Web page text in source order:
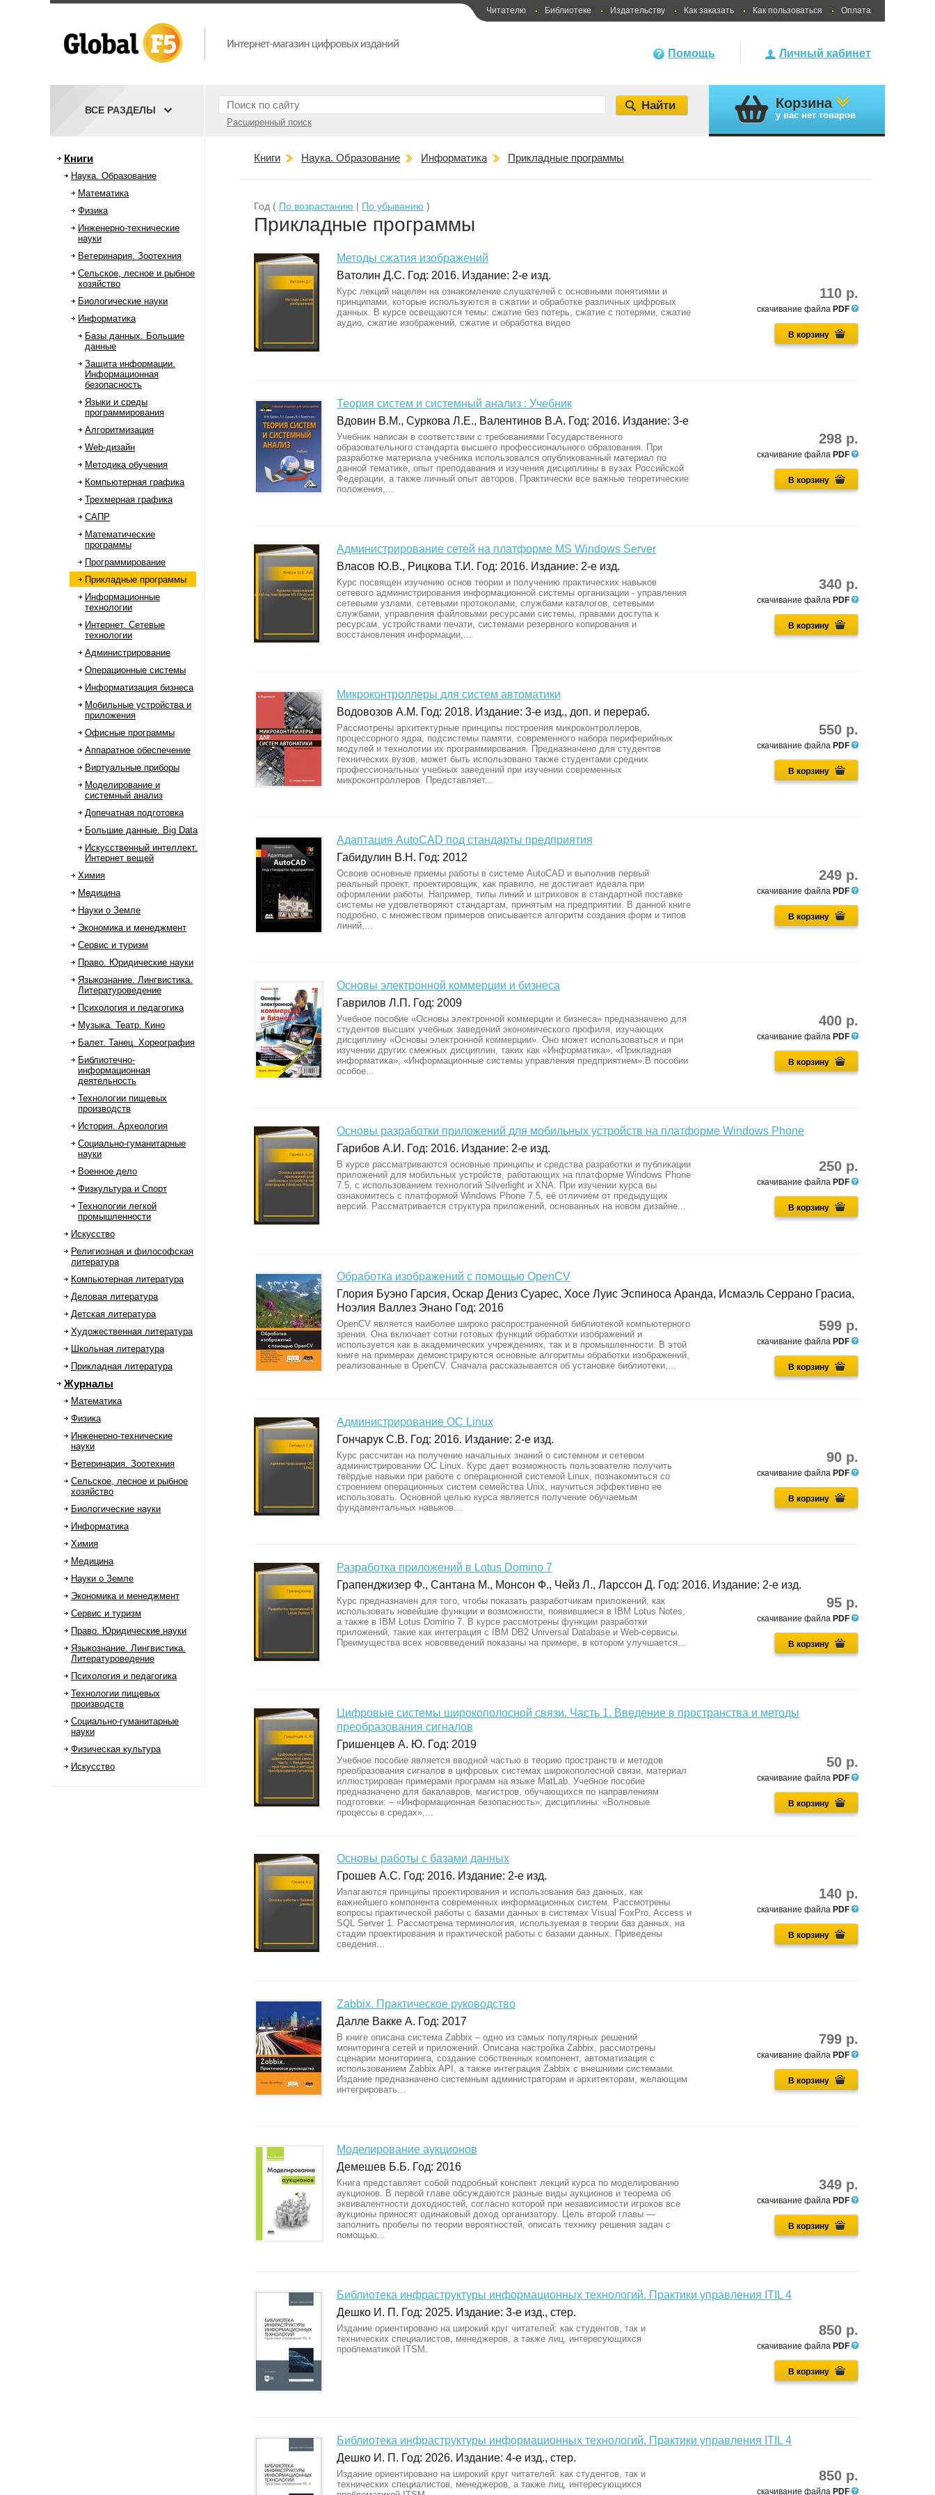
Читателю Библиотеке Издательству Как заказать Как пользоваться Оплата
Личный кабинет
Помощь
Расширенный поиск
ВСЕ РАЗДЕЛЫ Корзина
у вас нет товаров
Книги
Наука. Образование
Математика
Физика
Инженерно-технические
науки
Ветеринария. Зоотехния
Сельское, лесное и рыбное
хозяйство
Биологические науки
Информатика
Базы данных. Большие
данные
Защита информации.
Информационная
безопасность
Языки и среды
программирования
Алгоритмизация
Web-дизайн
Методика обучения
Компьютерная графика
Трехмерная графика
САПР
Математические
программы
Программирование
Прикладные программы
Информационные
технологии
Интернет. Сетевые
технологии
Администрирование
Операционные системы
Информатизация бизнеса
Мобильные устройства и
приложения
Офисные программы
Аппаратное обеспечение
Виртуальные приборы
Моделирование и
системный анализ
Допечатная подготовка
Большие данные. Big Data
Искусственный интеллект.
Интернет вещей
Химия
Медицина
Науки о Земле
Экономика и менеджмент
Сервис и туризм
Право. Юридические науки
Языкознание. Лингвистика.
Литературоведение
Психология и педагогика
Музыка. Театр. Кино
Балет. Танец. Хореография
Библиотечно-
информационная
деятельность
Технологии пищевых
производств
История. Археология
Социально-гуманитарные
науки
Военное дело
Физкультура и Спорт
Технологии легкой
промышленности
Искусство
Религиозная и философская
литература
Компьютерная литература
Деловая литература
Детская литература
Художественная литература
Школьная литература
Прикладная литература
Журналы
Математика
Физика
Инженерно-технические
науки
Ветеринария. Зоотехния
Сельское, лесное и рыбное
хозяйство
Биологические науки
Информатика
Химия
Медицина
Науки о Земле
Экономика и менеджмент
Сервис и туризм
Право. Юридические науки
Языкознание. Лингвистика.
Литературоведение
Психология и педагогика
Технологии пищевых
производств
Социально-гуманитарные
науки
Физическая культура
Искусство
Книги Наука. Образование Информатика Прикладные программы
Год ( По возрастанию | По убыванию )
Прикладные программы
Методы сжатия изображений
Ватолин Д.С. Год: 2016. Издание: 2-е изд.
110 р.
скачивание файла PDF
В корзину
Курс лекций нацелен на ознакомление слушателей с основными понятиями и
принципами, которые используются в сжатии и обработке различных цифровых
данных. В курсе освещаются темы: сжатие без потерь, сжатие с потерями, сжатие
аудио, сжатие изображений, сжатие и обработка видео
Теория систем и системный анализ : Учебник
Вдовин В.М., Суркова Л.Е., Валентинов В.А. Год: 2016. Издание: 3-е
298 р.
скачивание файла PDF
В корзину
Учебник написан в соответствии с требованиями Государственного
образовательного стандарта высшего профессионального образования. При
разработке материала учебника использовался опубликованный материал по
данной тематике, опыт преподавания и изучения дисциплины в вузах Российской
Федерации, а также личный опыт авторов. Практически все важные теоретические
положения,...
Администрирование сетей на платформе MS Windows Server
Власов Ю.В., Рицкова Т.И. Год: 2016. Издание: 2-е изд.
340 р.
скачивание файла PDF
В корзину
Курс посвящен изучению основ теории и получению практических навыков
сетевого администрирования информационной системы организации - управления
сетевыми узлами, сетевыми протоколами, службами каталогов, сетевыми
службами, управления файловыми ресурсами системы, правами доступа к
ресурсам, устройствами печати, системами резервного копирования и
восстановления информации,...
Микроконтроллеры для систем автоматики
Водовозов А.М. Год: 2018. Издание: 3-е изд., доп. и перераб.
550 р.
скачивание файла PDF
В корзину
Рассмотрены архитектурные принципы построения микроконтроллеров,
процессорного ядра, подсистемы памяти, современного набора периферийных
модулей и технологии их программирования. Предназначено для студентов
технических вузов, может быть использовано также студентами средних
профессиональных учебных заведений при изучении современных
микроконтроллеров. Представляет...
Адаптация AutoCAD под стандарты предприятия
Габидулин В.Н. Год: 2012
249 р.
скачивание файла PDF
В корзину
Освоив основные приемы работы в системе AutoCAD и выполнив первый
реальный проект, проектировщик, как правило, не достигает идеала при
оформлении работы. Например, типы линий и штриховок в стандартной поставке
системы не удовлетворяют стандартам, принятым на предприятии. В данной книге
подробно, с множеством примеров описывается алгоритм создания форм и типов
линий,...
Основы электронной коммерции и бизнеса
Гаврилов Л.П. Год: 2009
400 р.
скачивание файла PDF
В корзину
Учебное пособие «Основы электронной коммерции и бизнеса» предназначено для
студентов высших учебных заведений экономического профиля, изучающих
дисциплину «Основы электронной коммерции». Оно может использоваться и при
изучении других смежных дисциплин, таких как «Информатика», «Прикладная
информатика», «Информационные системы управления предприятием».В пособии
особое...
Основы разработки приложений для мобильных устройств на платформе Windows Phone
Гарибов А.И. Год: 2016. Издание: 2-е изд.
250 р.
скачивание файла PDF
В корзину
В курсе рассматриваются основные принципы и средства разработки и публикации
приложений для мобильных устройств, работающих на платформе Windows Phone
7.5, с использованием технологий Silverlight и XNA. При изучении курса вы
ознакомитесь с платформой Windows Phone 7.5, её отличием от предыдущих
версий. Рассматривается структура приложений, основанных на новом дизайне...
Обработка изображений с помощью OpenCV
Глория Буэно Гарсия, Оскар Дениз Суарес, Хосе Луис Эспиноса Аранда, Исмаэль Серрано Грасиа,
Ноэлия Валлез Энано Год: 2016
599 р.
скачивание файла PDF
В корзину
OpenCV является наиболее широко распространенной библиотекой компьютерного
зрения. Она включает сотни готовых функций обработки изображений и
используется как в академических учреждениях, так и в промышленности. В этой
книге на примерах демонстрируются основные алгоритмы обработки изображений,
реализованные в OpenCV. Сначала рассказывается об установке библиотеки,...
Администрирование ОС Linux
Гончарук С.В. Год: 2016. Издание: 2-е изд.
90 р.
скачивание файла PDF
В корзину
Курс рассчитан на получение начальных знаний о системном и сетевом
администрировании ОС Linux. Курс дает возможность пользователю получить
твёрдые навыки при работе с операционной системой Linux, познакомиться со
строением операционных систем семейства Unix, научиться эффективно ее
использовать. Основной целью курса является получение обучаемым
фундаментальных навыков...
Разработка приложений в Lotus Domino 7
Грапенджизер Ф., Сантана М., Монсон Ф., Чейз Л., Ларссон Д. Год: 2016. Издание: 2-е изд.
95 р.
скачивание файла PDF
В корзину
Курс предназначен для того, чтобы показать разработчикам приложений, как
использовать новейшие функции и возможности, появившиеся в IBM Lotus Notes,
а также в IBM Lotus Domino 7. В курсе рассмотрены функции разработки
приложений, такие как интеграция с IBM DB2 Universal Database и Web-сервисы.
Преимущества всех нововведений показаны на примере, в котором улучшается...
Цифровые системы широкополосной связи. Часть 1. Введение в пространства и методы
преобразования сигналов
Гришенцев А. Ю. Год: 2019
50 р.
скачивание файла PDF
В корзину
Учебное пособие является вводной частью в теорию пространств и методов
преобразования сигналов в цифровых системах широкополосной связи, материал
иллюстрирован примерами программ на языке MatLab. Учебное пособие
предназначено для бакалавров, магистров, обучающихся по направлениям
подготовки: – «Информационная безопасность»; дисциплины: «Волновые
процессы в средах»,...
Основы работы с базами данных
Грошев А.С. Год: 2016. Издание: 2-е изд.
140 р.
скачивание файла PDF
В корзину
Излагаются принципы проектирования и использования баз данных, как
важнейшего компонента современных информационных систем. Рассмотрены
вопросы практической работы с базами данных в системах Visual FoxPro, Access и
SQL Server 1. Рассмотрена терминология, используемая в теории баз данных, на
стадии проектирования и практической работы с базами данных. Приведены
сведения...
Zabbix. Практическое руководство
Далле Вакке А. Год: 2017
799 р.
скачивание файла PDF
В корзину
В книге описана система Zabbix – одно из самых популярных решений
мониторинга сетей и приложений. Описана настройка Zabbix, рассмотрены
сценарии мониторинга, создание собственных компонент, автоматизация с
использованием Zabbix API, а также интеграция Zabbix с внешними системами.
Издание предназначено системным администраторам и архитекторам, желающим
интегрировать...
Моделирование аукционов
Демешев Б.Б. Год: 2016
349 р.
скачивание файла PDF
В корзину
Книга представляет собой подробный конспект лекций курса по моделированию
аукционов. В первой главе обсуждаются разные виды аукционов и теорема об
эквивалентности доходностей, согласно которой при независимости игроков все
аукционы приносят одинаковый доход организатору. Цель второй главы —
заполнить пробелы по теории вероятностей, описать технику решения задач с
помощью...
Библиотека инфраструктуры информационных технологий. Практики управления ITIL 4
Дешко И. П. Год: 2025. Издание: 3-е изд., стер.
850 р.
скачивание файла PDF
В корзину
Издание ориентировано на широкий круг читателей: как студентов, так и
технических специалистов, менеджеров, а также лиц, интересующихся
проблематикой ITSM.
Библиотека инфраструктуры информационных технологий. Практики управления ITIL 4
Дешко И. П. Год: 2026. Издание: 4-е изд., стер.
850 р.
скачивание файла PDF
Издание ориентировано на широкий круг читателей: как студентов, так и
технических специалистов, менеджеров, а также лиц, интересующихся